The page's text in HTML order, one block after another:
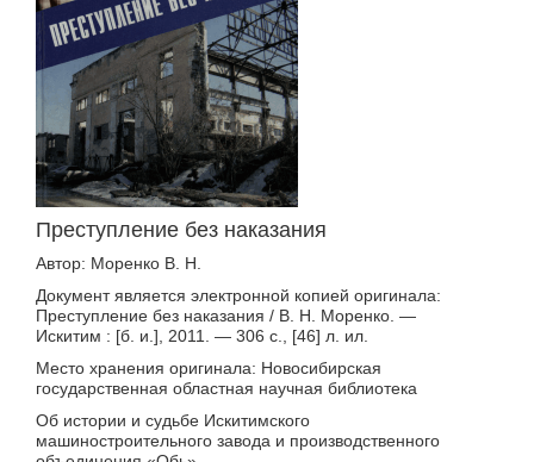
Преступление без наказания
Автор: Моренко В. Н.
Документ является электронной копией оригинала:
Преступление без наказания / В. Н. Моренко. —
Искитим : [б. и.], 2011. — 306 с., [46] л. ил.
Место хранения оригинала: Новосибирская
государственная областная научная библиотека
Об истории и судьбе Искитимского
машиностроительного завода и производственного